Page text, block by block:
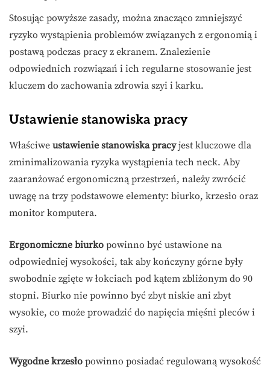
Stosując powyższe zasady, można znacząco zmniejszyć
ryzyko wystąpienia problemów związanych z ergonomią i
postawą podczas pracy z ekranem. Znalezienie
odpowiednich rozwiązań i ich regularne stosowanie jest
kluczem do zachowania zdrowia szyi i karku.
Ustawienie stanowiska pracy
Właściwe ustawienie stanowiska pracyjest kluczowe dla
zminimalizowania ryzyka wystąpienia tech neck. Aby
zaaranżować ergonomiczną przestrzeń, należy zwrócić
uwagę na trzy podstawowe elementy: biurko, krzesło oraz
monitor komputera.
Ergonomiczne biurko powinno być ustawione na
odpowiedniej wysokości, tak aby kończyny górne były
swobodnie zgięte w łokciach pod kątem zbliżonym do 90
stopni. Biurko nie powinno być zbyt niskie ani zbyt
wysokie, co może prowadzić do napięcia mięśni pleców i
szyi.
Wygodne krzesło powinno posiadać regulowaną wysokość